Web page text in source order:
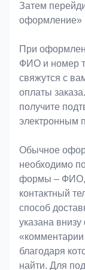
Затем
оформление»
При
ФИО и номер
свяжутся с
оплаты
получите
электронным
Обычное
необходимо
формы – ФИО,
контактный
способ
указана
«комментарии
благодаря
найти. Для